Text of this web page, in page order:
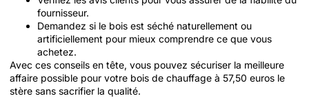
fournisseur.
Demandez si le bois est séché naturellement ou
artificiellement pour mieux comprendre ce que vous
achetez.
Avec ces conseils en tête, vous pouvez sécuriser la meilleure
affaire possible pour votre bois de chauffage à 57,50 euros le
stère sans sacrifier la qualité.